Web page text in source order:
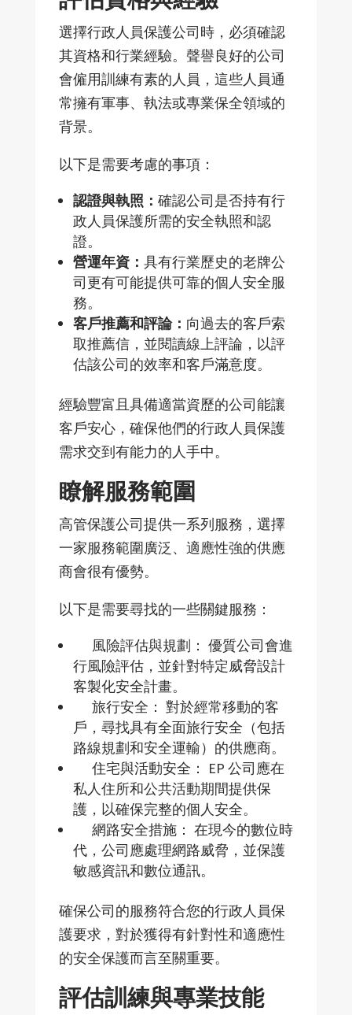
選擇行政人員保護公司時，必須確認
其資格和行業經驗。聲譽良好的公司
會僱用訓練有素的人員，這些人員通
常擁有軍事、執法或專業保全領域的
背景。
以下是需要考慮的事項：
認證與執照： 確認公司是否持有行
政人員保護所需的安全執照和認
證。
營運年資： 具有行業歷史的老牌公
司更有可能提供可靠的個人安全服
務。
客戶推薦和評論： 向過去的客戶索
取推薦信，並閱讀線上評論，以評
估該公司的效率和客戶滿意度。
經驗豐富且具備適當資歷的公司能讓
客戶安心，確保他們的行政人員保護
需求交到有能力的人手中。
瞭解服務範圍
高管保護公司提供一系列服務，選擇
一家服務範圍廣泛、適應性強的供應
商會很有優勢。
以下是需要尋找的一些關鍵服務：
風險評估與規劃： 優質公司會進
行風險評估，並針對特定威脅設計
客製化安全計畫。
旅行安全： 對於經常移動的客
戶，尋找具有全面旅行安全（包括
路線規劃和安全運輸）的供應商。
住宅與活動安全：
EP 公司應在
私人住所和公共活動期間提供保
護，以確保完整的個人安全。
網路安全措施： 在現今的數位時
代，公司應處理網路威脅，並保護
敏感資訊和數位通訊。
確保公司的服務符合您的行政人員保
護要求，對於獲得有針對性和適應性
的安全保護而言至關重要。
評估訓練與專業技能